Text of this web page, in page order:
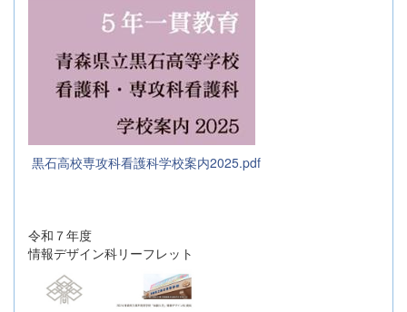
黒石高校専攻科看護科学校案内2025.pdf
令和７年度
情報デザイン科リーフレット